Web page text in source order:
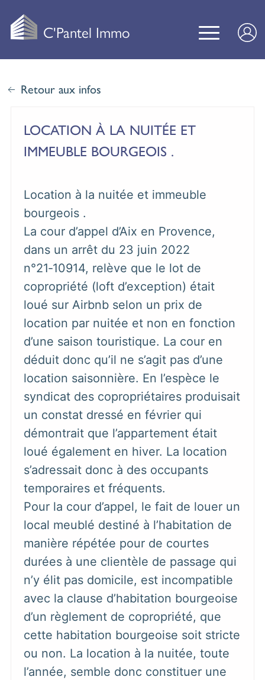
C'Pantel Immo
Retour aux infos
LOCATION À LA NUITÉE ET
IMMEUBLE BOURGEOIS .
Location à la nuitée et immeuble
bourgeois .
La cour d’appel d’Aix en Provence,
dans un arrêt du 23 juin 2022
n°21‑10914, relève que le lot de
copropriété (loft d’exception) était
loué sur Airbnb selon un prix de
location par nuitée et non en fonction
d’une saison touristique. La cour en
déduit donc qu’il ne s’agit pas d’une
location saisonnière. En l’espèce le
syndicat des copropriétaires produisait
un constat dressé en février qui
démontrait que l’appartement était
loué également en hiver. La location
s’adressait donc à des occupants
temporaires et fréquents.
Pour la cour d’appel, le fait de louer un
local meublé destiné à l’habitation de
manière répétée pour de courtes
durées à une clientèle de passage qui
n’y élit pas domicile, est incompatible
avec la clause d’habitation bourgeoise
d’un règlement de copropriété, que
cette habitation bourgeoise soit stricte
ou non. La location à la nuitée, toute
l’année, semble donc constituer une